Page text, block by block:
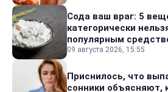
Сода ваш враг: 5
категорически
популярным
09 августа 2026, 15:55
Приснилось, что
сонники объясняют,